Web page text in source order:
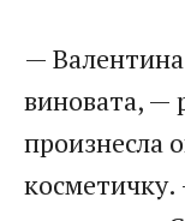
—
виновата, —
произнесла